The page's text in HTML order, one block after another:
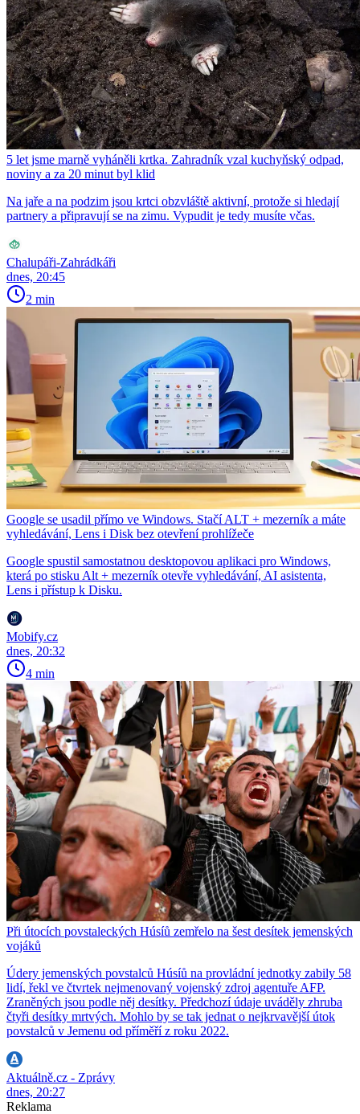
5 let jsme marně vyháněli krtka. Zahradník vzal kuchyňský odpad,
noviny a za 20 minut byl klid
Na jaře a na podzim jsou krtci obzvláště aktivní, protože si hledají
partnery a připravují se na zimu. Vypudit je tedy musíte včas.
Chalupáři-Zahrádkáři
dnes, 20:45
2 min
Google se usadil přímo ve Windows. Stačí ALT + mezerník a máte
vyhledávání, Lens i Disk bez otevření prohlížeče
Google spustil samostatnou desktopovou aplikaci pro Windows,
která po stisku Alt + mezerník otevře vyhledávání, AI asistenta,
Lens i přístup k Disku.
Mobify.cz
dnes, 20:32
4 min
Při útocích povstaleckých Húsíů zemřelo na šest desítek jemenských
vojáků
Údery jemenských povstalců Húsíů na provládní jednotky zabily 58
lidí, řekl ve čtvrtek nejmenovaný vojenský zdroj agentuře AFP.
Zraněných jsou podle něj desítky. Předchozí údaje uváděly zhruba
čtyři desítky mrtvých. Mohlo by se tak jednat o nejkrvavější útok
povstalců v Jemenu od příměří z roku 2022.
Aktuálně.cz - Zprávy
dnes, 20:27
Reklama